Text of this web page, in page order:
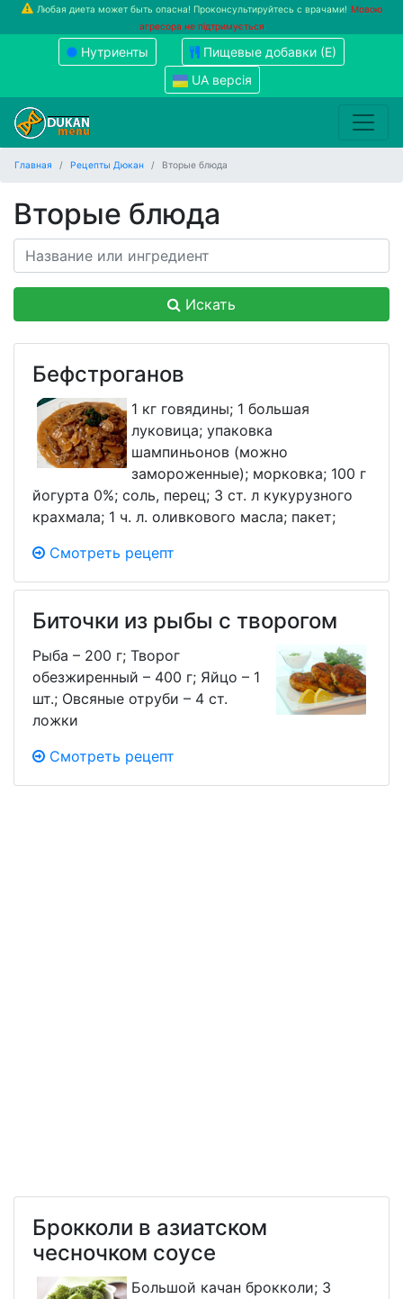
Любая диета может быть опасна! Проконсультируйтесь с врачами! Мовою
агресора не підтримується
Нутриенты
Пищевые добавки (Е)
UA версія
Главная Рецепты Дюкан Вторые блюда
Вторые блюда
Искать
Бефстроганов
1 кг говядины; 1 большая
луковица; упаковка
шампиньонов (можно
замороженные); морковка; 100 г
йогурта 0%; соль, перец; 3 ст. л кукурузного
крахмала; 1 ч. л. оливкового масла; пакет;
Смотреть рецепт
Биточки из рыбы с творогом
Рыба – 200 г; Творог
обезжиренный – 400 г; Яйцо – 1
шт.; Овсяные отруби – 4 ст.
ложки
Смотреть рецепт
Брокколи в азиатском
чесночком соусе
Большой качан брокколи; 3